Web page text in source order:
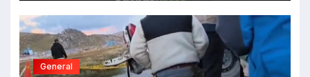
General